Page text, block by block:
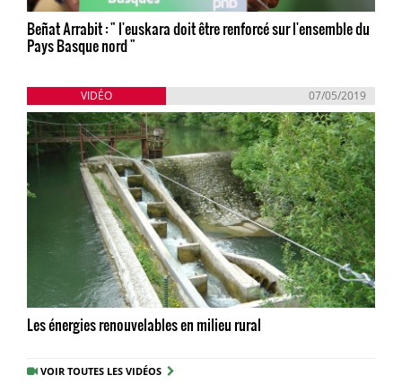
Beñat Arrabit : " l'euskara doit être renforcé sur l'ensemble du
Pays Basque nord "
VIDÉO 07/05/2019
Les énergies renouvelables en milieu rural
VOIR TOUTES LES VIDÉOS